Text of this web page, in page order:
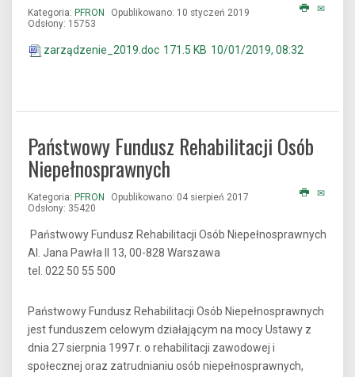
Kategoria: PFRON
Opublikowano: 10 styczeń 2019
Odsłony: 15753
zarządzenie_2019.doc 171.5 KB 10/01/2019, 08:32
Państwowy Fundusz Rehabilitacji Osób
Niepełnosprawnych
Kategoria: PFRON
Opublikowano: 04 sierpień 2017
Odsłony: 35420
Państwowy Fundusz Rehabilitacji Osób Niepełnosprawnych
Al. Jana Pawła II 13, 00-828 Warszawa
tel. 022 50 55 500
Państwowy Fundusz Rehabilitacji Osób Niepełnosprawnych
jest funduszem celowym działającym na mocy Ustawy z
dnia 27 sierpnia 1997 r. o rehabilitacji zawodowej i
społecznej oraz zatrudnianiu osób niepełnosprawnych,